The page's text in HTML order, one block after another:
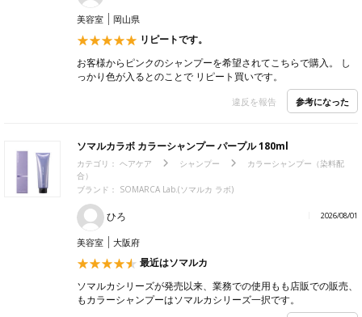
美容室 岡山県
リピートです。
お客様からピンクのシャンプーを希望されてこちらで購入。 し
っかり色が入るとのことで リピート買いです。
違反を報告 参考になった
ソマルカラボ カラーシャンプー パープル 180ml
カテゴリ： ヘアケア シャンプー
カラーシャンプー（染料配
合）
ブランド： SOMARCA Lab.(ソマルカ ラボ)
ひろ 2026/08/01
美容室 大阪府
最近はソマルカ
ソマルカシリーズが発売以来、業務での使用もも店販での販売、
もカラーシャンプーはソマルカシリーズ一択です。